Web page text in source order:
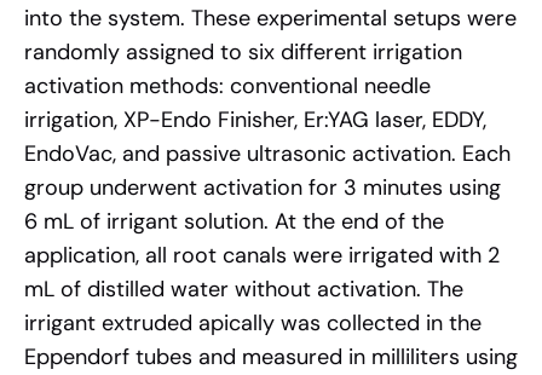
into the system. These experimental setups were
randomly assigned to six different irrigation
activation methods: conventional needle
irrigation, XP-Endo Finisher, Er:YAG laser, EDDY,
EndoVac, and passive ultrasonic activation. Each
group underwent activation for 3 minutes using
6 mL of irrigant solution. At the end of the
application, all root canals were irrigated with 2
mL of distilled water without activation. The
irrigant extruded apically was collected in the
Eppendorf tubes and measured in milliliters using